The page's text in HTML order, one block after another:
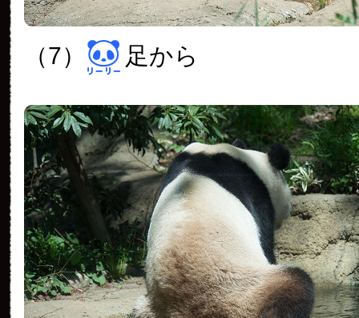
（7） 足から